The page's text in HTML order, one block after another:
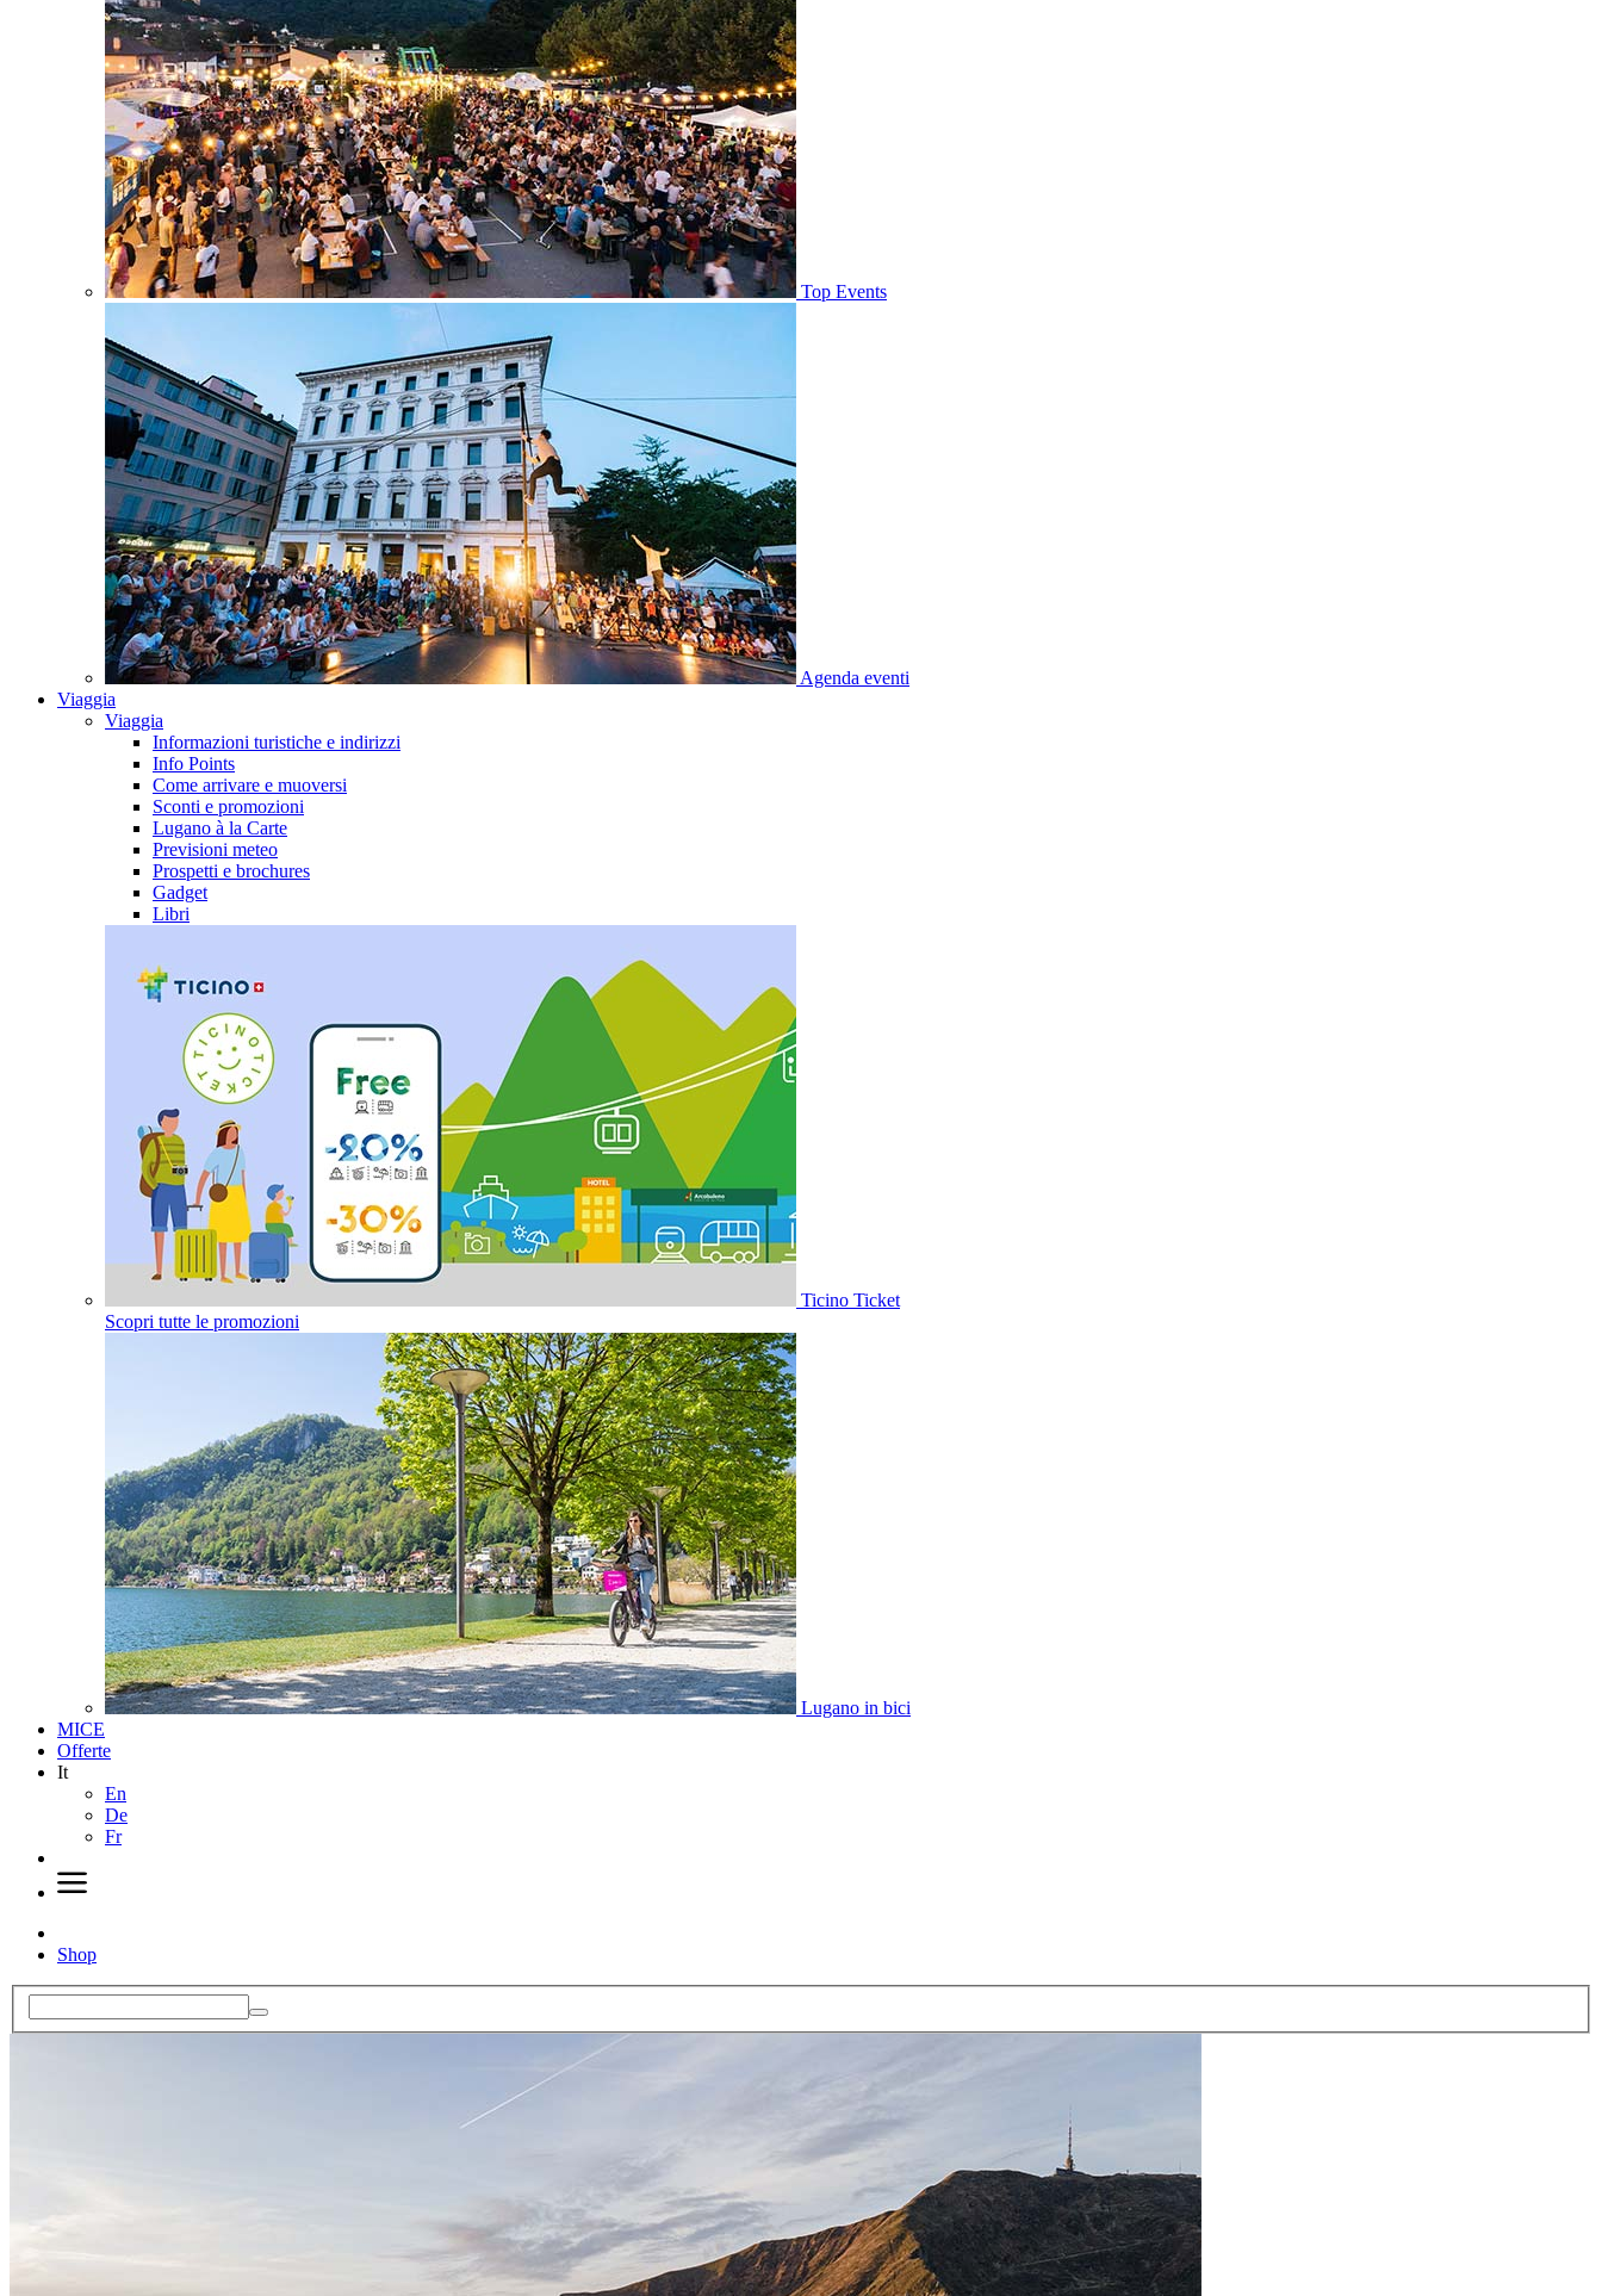
Top Events
Agenda eventi
Viaggia
Viaggia
Informazioni turistiche e indirizzi
Info Points
Come arrivare e muoversi
Sconti e promozioni
Lugano à la Carte
Previsioni meteo
Prospetti e brochures
Gadget
Libri
Ticino Ticket
Scopri tutte le promozioni
Lugano in bici
MICE
Offerte
It
En
De
Fr
Shop